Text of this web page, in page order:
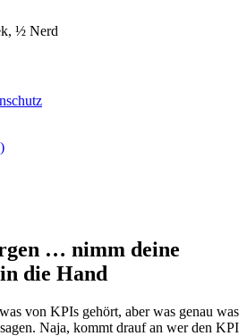
½ Nerd
… nimm deine
die Hand
von KPIs gehört, aber was genau was
Naja, kommt drauf an wer den KPI